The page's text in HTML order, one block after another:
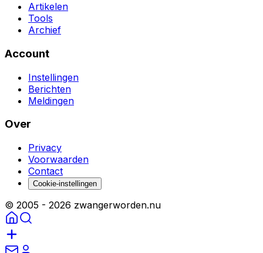
Artikelen
Tools
Archief
Account
Instellingen
Berichten
Meldingen
Over
Privacy
Voorwaarden
Contact
Cookie-instellingen
© 2005 - 2026 zwangerworden.nu